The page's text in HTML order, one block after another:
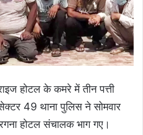
होटल के कमरे में तीन पत्ती
49 थाना पुलिस ने सोमवार
होटल संचालक भाग गए।